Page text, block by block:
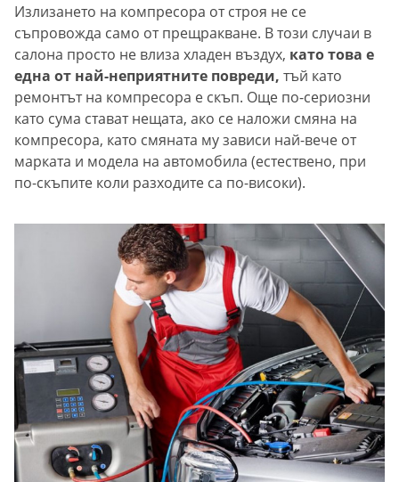
Излизането на компресора от строя не се
съпровожда само от прещракване. В този случаи в
салона просто не влиза хладен въздух, като това е
една от най-неприятните повреди, тъй като
ремонтът на компресора е скъп. Още по-сериозни
като сума стават нещата, ако се наложи смяна на
компресора, като смяната му зависи най-вече от
марката и модела на автомобила (естествено, при
по-скъпите коли разходите са по-високи).